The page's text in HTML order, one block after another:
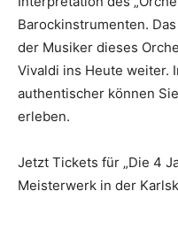
Barockinstrumenten.
der Musiker dieses
Vivaldi ins Heute weiter.
authentischer können
erleben.
Jetzt Tickets für „Die 4
Meisterwerk in der